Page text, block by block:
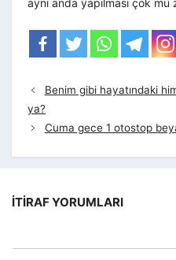
aynı anda yapılması çok mu
Benim gibi hayatındaki
ya?
Cuma gece 1 otostop
İTIRAF YORUMLARI